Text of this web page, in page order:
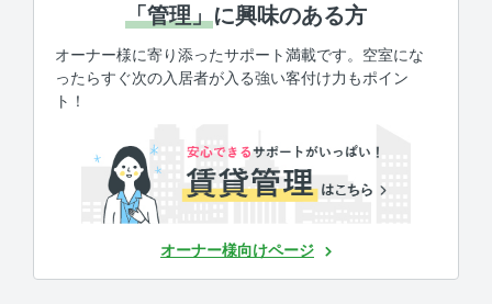
「管理」に興味のある方
オーナー様に寄り添ったサポート満載です。空室にな
ったらすぐ次の入居者が入る強い客付け力もポイン
ト！
オーナー様向けページ